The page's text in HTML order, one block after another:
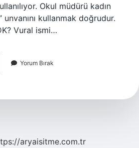
Okul müdürü kadın
unvanını kullanmak doğrudur.
Vural ismi…
Yorum Bırak
aryaisitme.com.tr